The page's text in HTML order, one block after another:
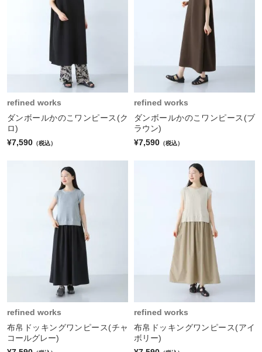
refined works
ダンボールかのこワンピース(ク
ロ)
¥7,590 （税込）
refined works
ダンボールかのこワンピース(ブ
ラウン)
¥7,590 （税込）
refined works
布帛ドッキングワンピース(チャ
コールグレー)
refined works
布帛ドッキングワンピース(アイ
ボリー)